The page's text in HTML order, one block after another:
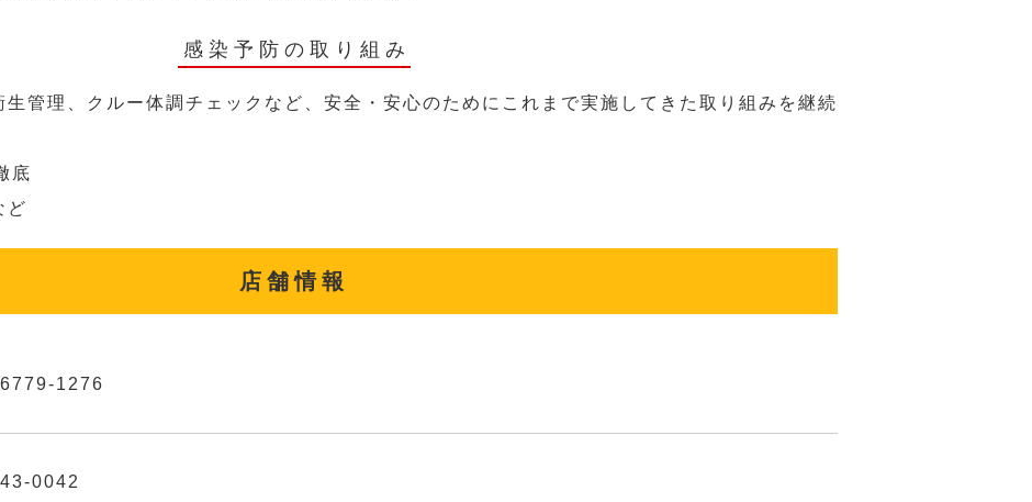
感染予防の取り組み
管理、クルー体調チェックなど、安全・安心のためにこれまで実施してきた取り組みを継続
底
ど
店舗情報
1276
0042